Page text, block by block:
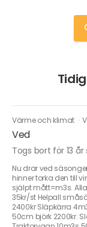
Värme och klimat ·
Ved
Togs bort för 13 år
Nu drar ved
hinner torka den till
själpt mått=m3s.
35kr/st Helpall
2400kr Släpkärra
50cm björk 2200kr.